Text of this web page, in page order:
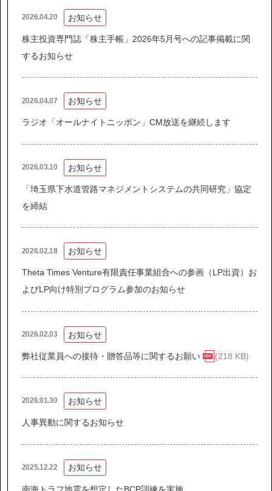
個人情報等保護ポリシー
このサイトの使い方
サイトマップ
2026.04.20 お知らせ
株主投資専門誌「株主手帳」2026年5月号への記事掲載に関
するお知らせ
2026.04.07 お知らせ
ラジオ「オールナイトニッポン」CM放送を継続します
2026.03.10 お知らせ
「埼玉県下水道管路マネジメントシステムの共同研究」協定
を締結
2026.02.18 お知らせ
Theta Times Venture有限責任事業組合への参画（LP出資）お
よびLP向け特別プログラム参加のお知らせ
2026.02.03 お知らせ
弊社従業員への接待・贈答品等に関するお願い (218 KB)
2026.01.30 お知らせ
人事異動に関するお知らせ
2025.12.22 お知らせ
南海トラフ地震を想定したBCP訓練を実施